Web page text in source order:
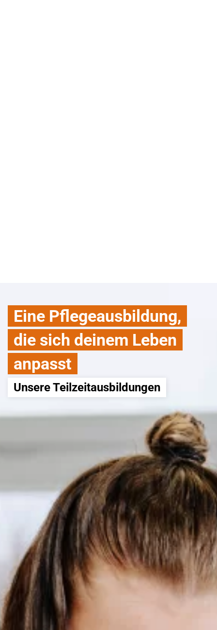
Eine Pflegeausbildung,
die sich deinem Leben
anpasst
Unsere Teilzeitausbildungen